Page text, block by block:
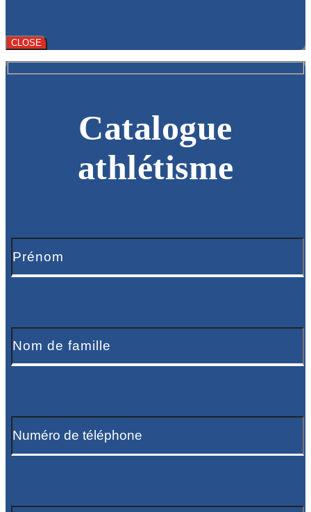
CLOSE
Catalogue
athlétisme